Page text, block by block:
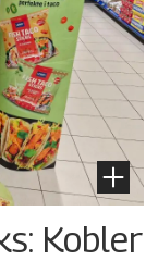
Kobler